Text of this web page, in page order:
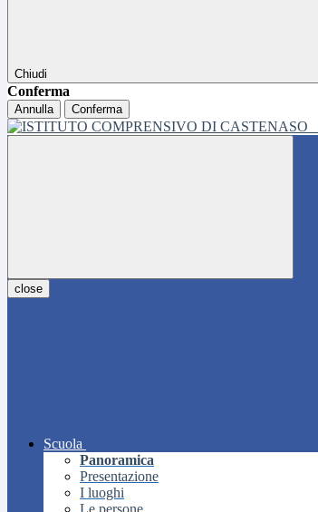
Chiudi
Conferma
Annulla Conferma
close
Scuola
Panoramica
Presentazione
I luoghi